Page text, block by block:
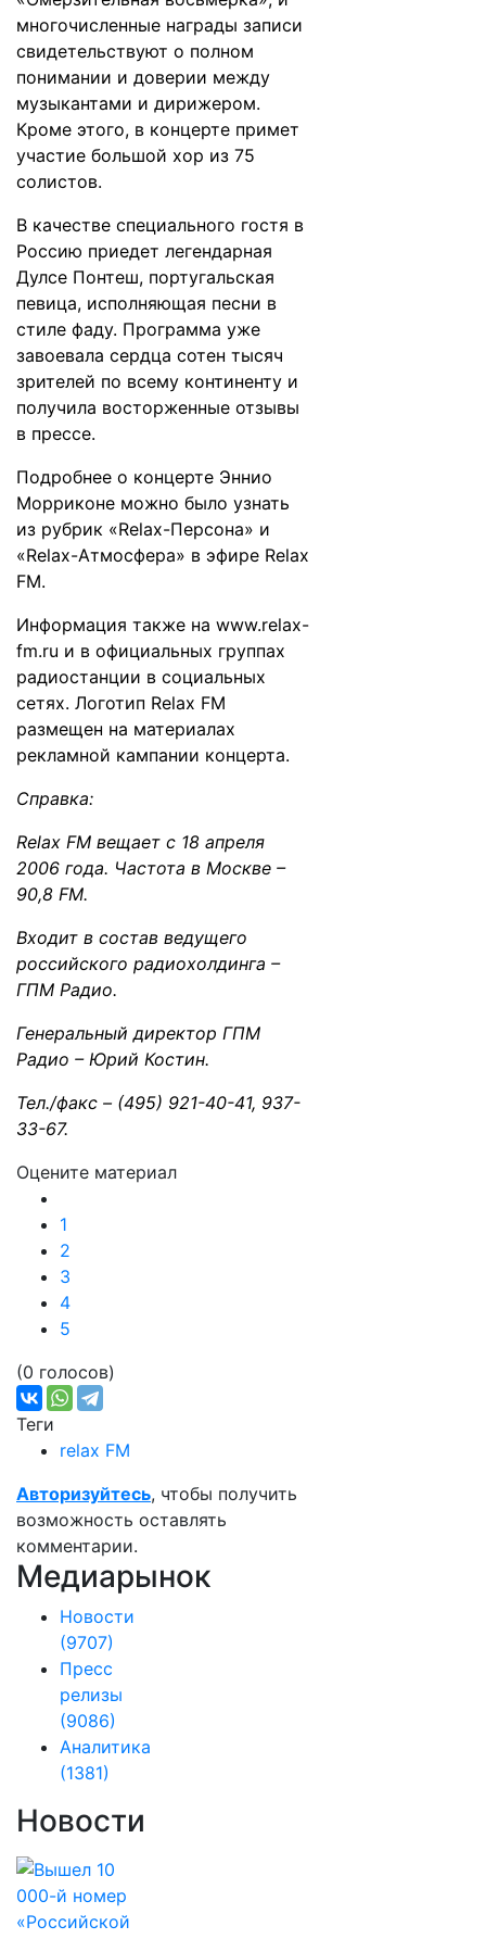
многочисленные награды записи
свидетельствуют о полном
понимании и доверии между
музыкантами и дирижером.
Кроме этого, в концерте примет
участие большой хор из 75
солистов.
В качестве специального гостя в
Россию приедет легендарная
Дулсе Понтеш, португальская
певица, исполняющая песни в
стиле фаду. Программа уже
завоевала сердца сотен тысяч
зрителей по всему континенту и
получила восторженные отзывы
в прессе.
Подробнее о концерте Эннио
Морриконе можно было узнать
из рубрик «Relax-Персона» и
«Relax-Атмосфера» в эфире Relax
FM.
Информация также на www.relax-
fm.ru и в официальных группах
радиостанции в социальных
сетях. Логотип Relax FM
размещен на материалах
рекламной кампании концерта.
Справка:
Relax FM вещает с 18 апреля
2006 года. Частота в Москве –
90,8 FM.
Входит в состав ведущего
российского радиохолдинга –
ГПМ Радио.
Генеральный директор ГПМ
Радио – Юрий Костин.
Тел./факс – (495) 921-40-41, 937-
33-67.
Оцените материал
1
2
3
4
5
(0 голосов)
Теги
relax FM
Авторизуйтесь, чтобы получить
возможность оставлять
комментарии.
Медиарынок
Новости
(9707)
Пресс
релизы
(9086)
Аналитика
(1381)
Новости